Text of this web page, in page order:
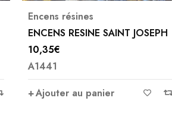
Encens résines
ENCENS RESINE JESUS
10,35€
A1425
Ajouter au panier